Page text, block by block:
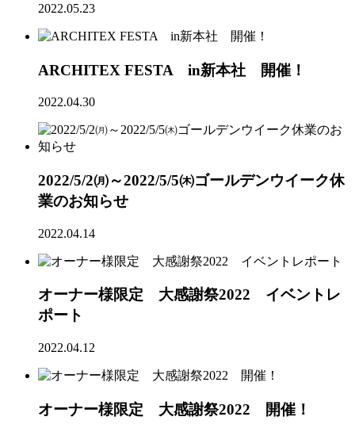
2022.05.23
ARCHITEX FESTA in新本社 開催！
2022.04.30
2022/5/2㈪～2022/5/5㈭ゴールデンウイーク休
業のお知らせ
2022.04.14
オーナー様限定 大感謝祭2022 イベントレ
ポート
2022.04.12
オーナー様限定 大感謝祭2022 開催！